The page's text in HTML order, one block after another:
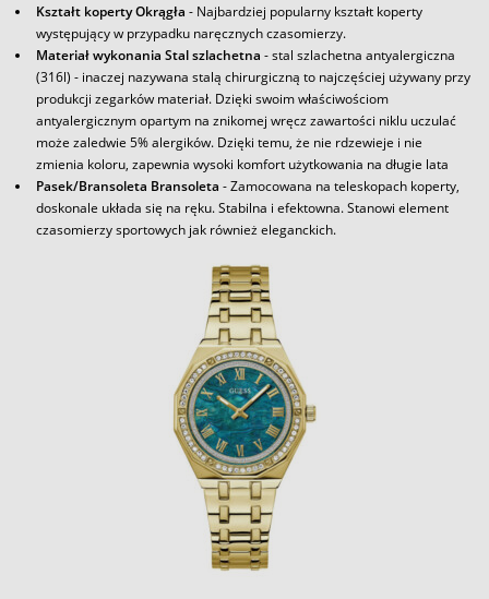
Kształt koperty Okrągła - Najbardziej popularny kształt koperty
występujący w przypadku naręcznych czasomierzy.
Materiał wykonania Stal szlachetna - stal szlachetna antyalergiczna
(316l) - inaczej nazywana stalą chirurgiczną to najczęściej używany przy
produkcji zegarków materiał. Dzięki swoim właściwościom
antyalergicznym opartym na znikomej wręcz zawartości niklu uczulać
może zaledwie 5% alergików. Dzięki temu, że nie rdzewieje i nie
zmienia koloru, zapewnia wysoki komfort użytkowania na długie lata
Pasek/Bransoleta Bransoleta - Zamocowana na teleskopach koperty,
doskonale układa się na ręku. Stabilna i efektowna. Stanowi element
czasomierzy sportowych jak również eleganckich.